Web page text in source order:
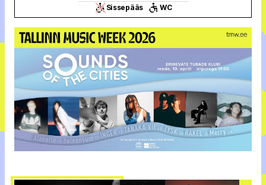
Sissepääs WC